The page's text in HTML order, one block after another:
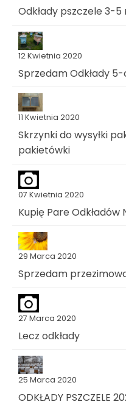
Odkłady pszczele 3-
12 Kwietnia 2020
Sprzedam Odkłady
11 Kwietnia 2020
Skrzynki do wysyłki
pakietówki
07 Kwietnia 2020
Kupię Pare
29 Marca 2020
Sprzedam
27 Marca 2020
Lecz odkłady
25 Marca 2020
ODKŁADY PSZCZELE